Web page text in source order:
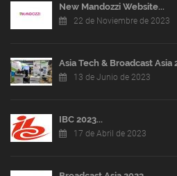
New Mandozzi Website...
22 de Noviembre de 2023
Asia Tech & Broadcast Asia
13 de Junio de 2023
IBC 2023...
17 de Abril de 2023